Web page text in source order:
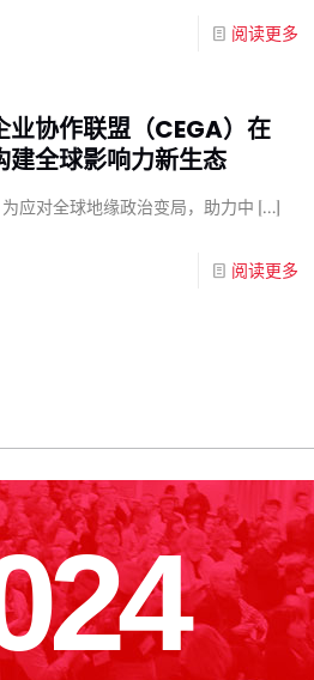
阅读更多
业协作联盟（CEGA）在
建全球影响力新生态
为应对全球地缘政治变局，助力中 […]
阅读更多